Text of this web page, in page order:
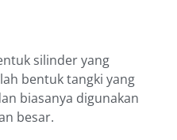
silinder yang
bentuk tangki yang
biasanya digunakan
besar.